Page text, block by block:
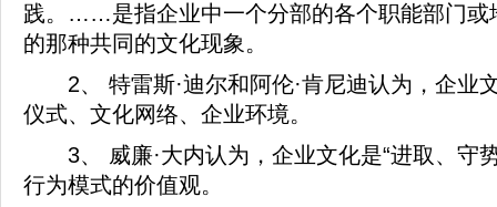
践。……是指企业中一个分部的各个职能部门或
的那种共同的文化现象。
2、 特雷斯·迪尔和阿伦·肯尼迪认为，企业
仪式、文化网络、企业环境。
3、 威廉·大内认为，企业文化是“进取、守
行为模式的价值观。